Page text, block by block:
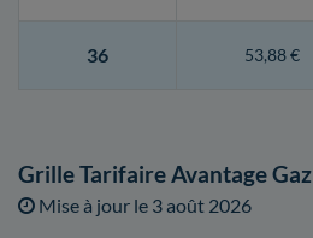
36 53,88 €
Grille Tarifaire Avantage Gaz
Mise à jour le 3 août 2026